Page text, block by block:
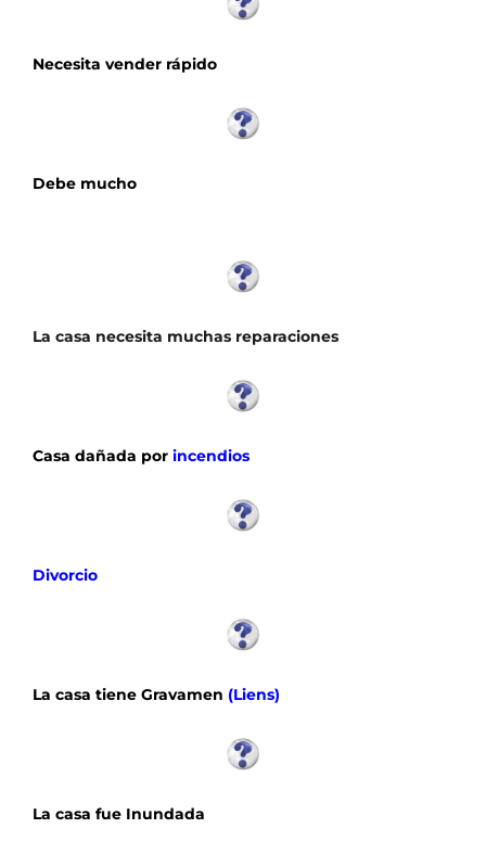
Necesita vender rápido
Debe mucho
La casa necesita muchas reparaciones
Casa dañada por incendios
Divorcio
La casa tiene Gravamen (Liens)
La casa fue Inundada